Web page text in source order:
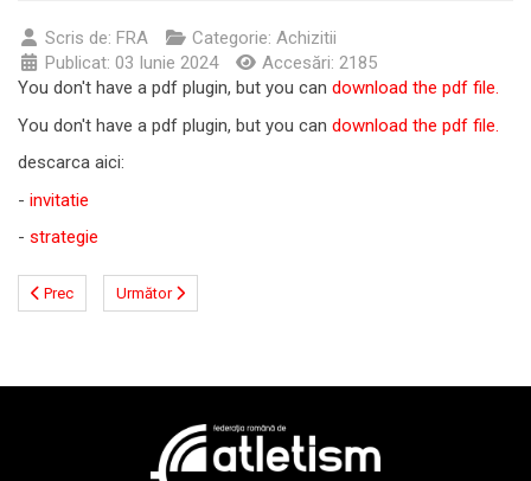
Scris de: FRA Categorie: Achizitii
Publicat: 03 Iunie 2024
Accesări: 2185
You don't have a pdf plugin, but you can download the pdf file.
You don't have a pdf plugin, but you can download the pdf file.
descarca aici:
- invitatie
- strategie
Prec Următor